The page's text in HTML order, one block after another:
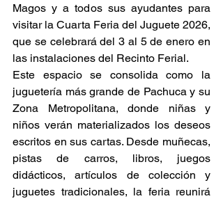
Magos y a todos sus ayudantes para
visitar la Cuarta Feria del Juguete 2026,
que se celebrará del 3 al 5 de enero en
las instalaciones del Recinto Ferial.
Este espacio se consolida como la
juguetería más grande de Pachuca y su
Zona Metropolitana, donde niñas y
niños verán materializados los deseos
escritos en sus cartas. Desde muñecas,
pistas de carros, libros, juegos
didácticos, artículos de colección y
juguetes tradicionales, la feria reunirá